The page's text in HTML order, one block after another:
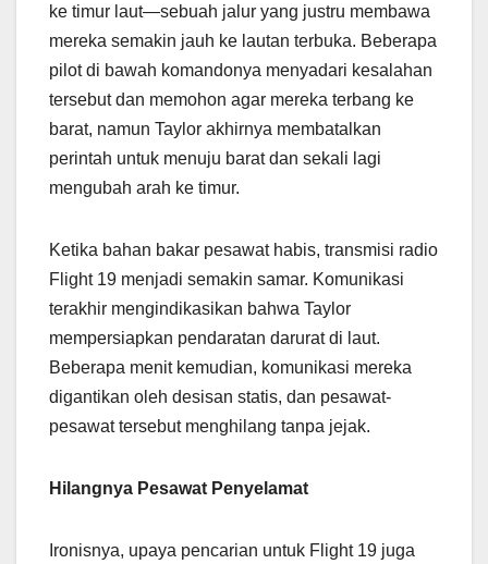
ke timur laut—sebuah jalur yang justru membawa
mereka semakin jauh ke lautan terbuka. Beberapa
pilot di bawah komandonya menyadari kesalahan
tersebut dan memohon agar mereka terbang ke
barat, namun Taylor akhirnya membatalkan
perintah untuk menuju barat dan sekali lagi
mengubah arah ke timur.
Ketika bahan bakar pesawat habis, transmisi radio
Flight 19 menjadi semakin samar. Komunikasi
terakhir mengindikasikan bahwa Taylor
mempersiapkan pendaratan darurat di laut.
Beberapa menit kemudian, komunikasi mereka
digantikan oleh desisan statis, dan pesawat-
pesawat tersebut menghilang tanpa jejak.
Hilangnya Pesawat Penyelamat
Ironisnya, upaya pencarian untuk Flight 19 juga